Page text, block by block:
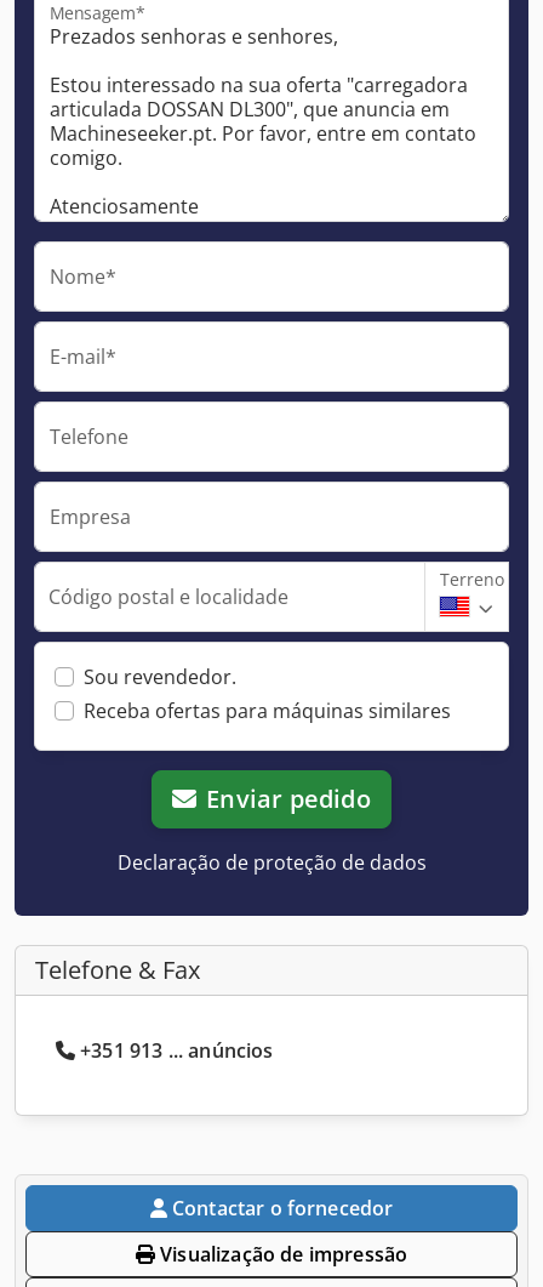
Mensagem*
Nome*
E-mail*
Telefone
Empresa
Código postal e localidade
Terreno
Sou revendedor.
Receba ofertas para máquinas similares
Enviar pedido
Declaração de proteção de dados
Telefone & Fax
+351 913 ... anúncios
Contactar o fornecedor
Visualização de impressão